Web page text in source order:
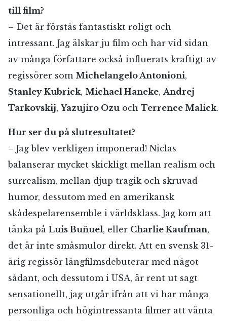
till film?
– Det är förstås fantastiskt roligt och
intressant. Jag älskar ju film och har vid sidan
av många författare också influerats kraftigt av
regissörer som Michelangelo Antonioni,
Stanley Kubrick, Michael Haneke, Andrej
Tarkovskij,Yazujiro Ozu och Terrence Malick.
Hur ser du på slutresultatet?
– Jag blev verkligen imponerad! Niclas
balanserar mycket skickligt mellan realism och
surrealism, mellan djup tragik och skruvad
humor, dessutom med en amerikansk
skådespelarensemble i världsklass. Jag kom att
tänka på Luis Buñuel, eller Charlie Kaufman,
det är inte småsmulor direkt. Att en svensk 31-
årig regissör långfilmsdebuterar med något
sådant, och dessutom i USA, är rent ut sagt
sensationellt, jag utgår ifrån att vi har många
personliga och högintressanta filmer att vänta